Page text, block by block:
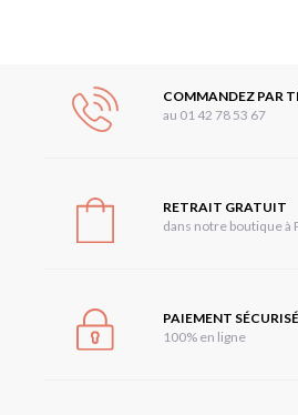
COMMANDEZ PAR
au 01 42 78 53 67
RETRAIT GRATUIT
dans notre boutique à
PAIEMENT SÉCURISÉ
100% en ligne